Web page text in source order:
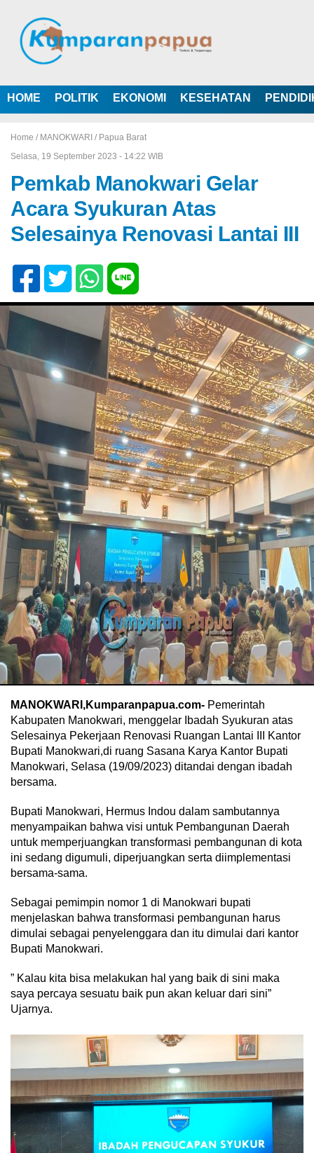
HOME POLITIK EKONOMI KESEHATAN
Home / MANOKWARI / Papua Barat
Selasa, 19 September 2023 - 14:22 WIB
Pemkab Manokwari Gelar
Acara Syukuran Atas
Selesainya Renovasi Lantai III
MANOKWARI,Kumparanpapua.com- Pemerintah
Kabupaten Manokwari, menggelar Ibadah Syukuran atas
Selesainya Pekerjaan Renovasi Ruangan Lantai III Kantor
Bupati Manokwari,di ruang Sasana Karya Kantor Bupati
Manokwari, Selasa (19/09/2023) ditandai dengan ibadah
bersama.
Bupati Manokwari, Hermus Indou dalam sambutannya
menyampaikan bahwa visi untuk Pembangunan Daerah
untuk memperjuangkan transformasi pembangunan di kota
ini sedang digumuli, diperjuangkan serta diimplementasi
bersama-sama.
Sebagai pemimpin nomor 1 di Manokwari bupati
menjelaskan bahwa transformasi pembangunan harus
dimulai sebagai penyelenggara dan itu dimulai dari kantor
Bupati Manokwari.
” Kalau kita bisa melakukan hal yang baik di sini maka
saya percaya sesuatu baik pun akan keluar dari sini”
Ujarnya.